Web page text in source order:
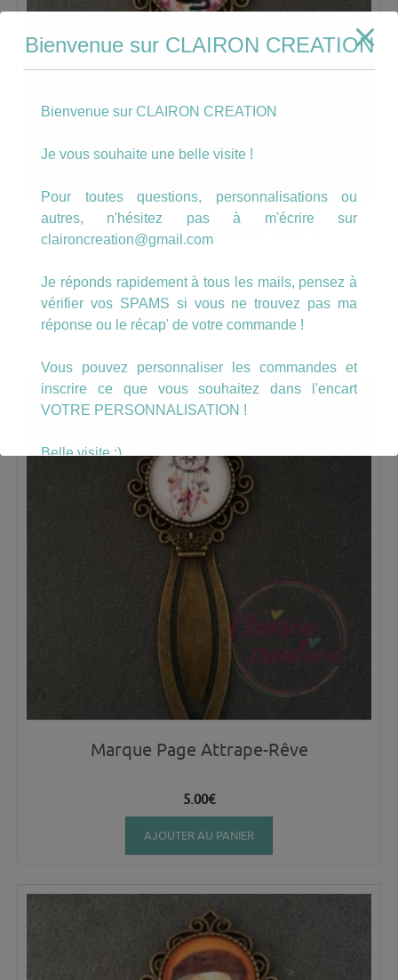
Marque Page Chat fond coloré
5.00€
AJOUTER AU PANIER
Marque Page Attrape-Rêve
5.00€
AJOUTER AU PANIER
Bienvenue sur CLAIRON CREATION
Bienvenue sur CLAIRON CREATION
Je vous souhaite une belle visite !
Pour toutes questions, personnalisations ou
autres, n'hésitez pas à m'écrire sur
claironcreation@gmail.com
Je réponds rapidement à tous les mails, pensez à
vérifier vos SPAMS si vous ne trouvez pas ma
réponse ou le récap' de votre commande !
Vous pouvez personnaliser les commandes et
inscrire ce que vous souhaitez dans l'encart
VOTRE PERSONNALISATION !
Belle visite :)